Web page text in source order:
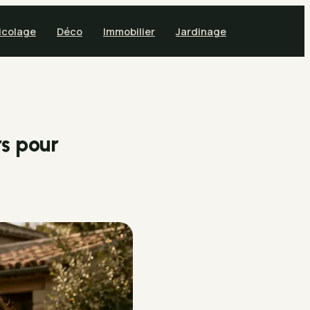
Déco Immobilier Jardinage
pour